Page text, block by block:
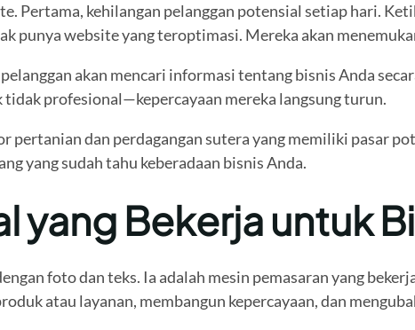
kehilangan pelanggan potensial setiap hari.
punya website yang teroptimasi. Mereka akan
akan mencari informasi tentang bisnis Anda
profesional—kepercayaan mereka langsung turun.
pertanian dan perdagangan sutera yang memiliki pasar
yang sudah tahu keberadaan bisnis Anda.
yang Bekerja untuk
foto dan teks. Ia adalah mesin pemasaran yang
atau layanan, membangun kepercayaan, dan